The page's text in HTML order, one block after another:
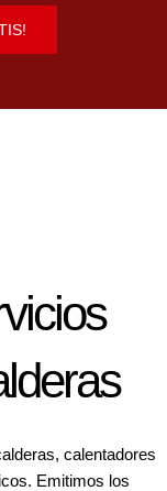
calentadores
Emitimos los